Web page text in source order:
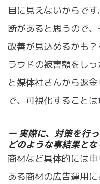
目に見えないからで
断があると思うので
改善が見込めるかも
ラウドの被害額をし
と媒体社さんから返
で、可視化することは
ー 実際に、対策を行
どのような事結果と
商材など具体的には
ある商材の広告運用